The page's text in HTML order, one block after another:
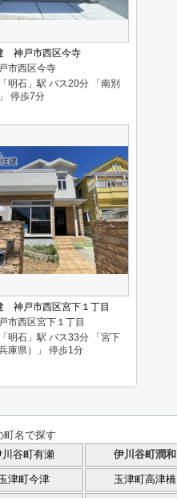
神戸市西区今寺
市西区今寺
明石」駅 バス20分 「南別
停歩7分
神戸市西区宮下１丁目
市西区宮下１丁目
明石」駅 バス33分 「宮下
庫県）」 停歩1分
町名で探す
川谷町有瀬 伊川谷町潤和
津町今津 玉津町高津橋